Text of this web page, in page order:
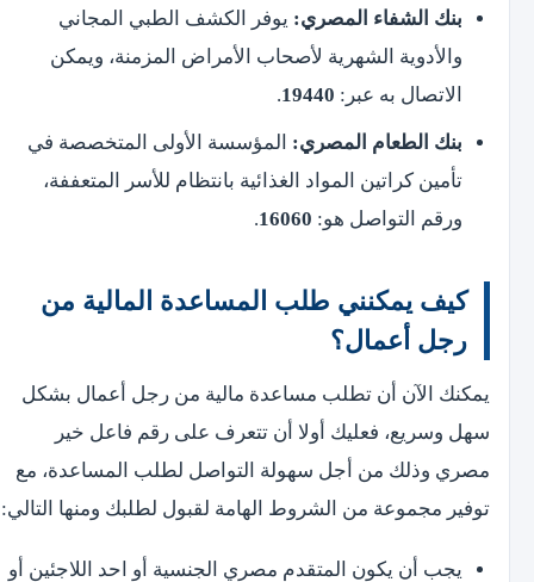
بنك الشفاء المصري: يوفر الكشف الطبي المجاني
والأدوية الشهرية لأصحاب الأمراض المزمنة، ويمكن
الاتصال به عبر: 19440
.
بنك الطعام المصري: المؤسسة الأولى المتخصصة في
تأمين كراتين المواد الغذائية بانتظام للأسر المتعففة،
ورقم التواصل هو: 16060
.
كيف يمكنني طلب المساعدة المالية من
رجل أعمال؟
يمكنك الآن أن تطلب مساعدة مالية من رجل أعمال بشكل
سهل وسريع، فعليك أولا أن تتعرف على رقم فاعل خير
مصري وذلك من أجل سهولة التواصل لطلب المساعدة، مع
توفير مجموعة من الشروط الهامة لقبول لطلبك ومنها التالي:
يجب أن يكون المتقدم مصري الجنسية أو احد اللاجئين أو